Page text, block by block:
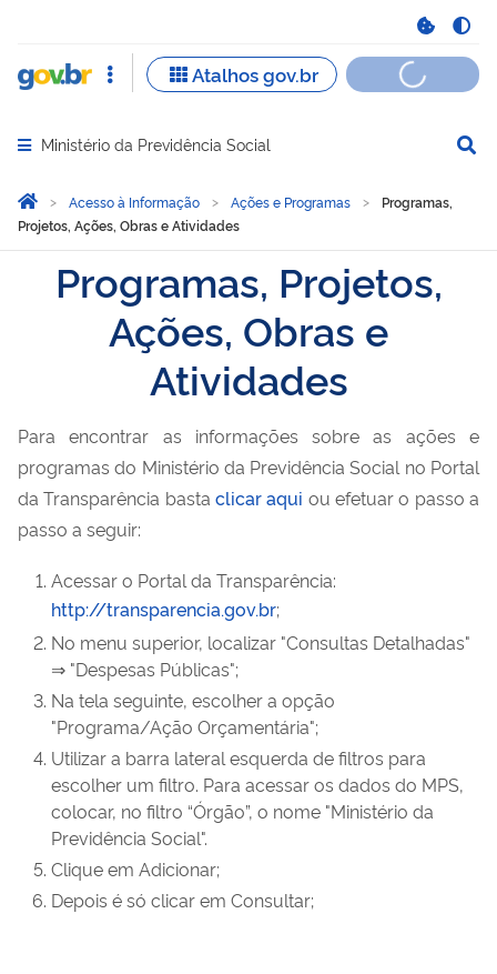
Abrir menu principal de navegação
Ministério da Previdência Social
Você está aqui:
Página Inicial
Acesso à Informação Ações e Programas
Programas,
Projetos, Ações, Obras e Atividades
Programas, Projetos,
Ações, Obras e
Atividades
Para encontrar as informações sobre as ações e
programas do Ministério da Previdência Social no Portal
da Transparência basta clicar aqui ou efetuar o passo a
passo a seguir:
Acessar o Portal da Transparência:
http://transparencia.gov.br;
No menu superior, localizar "Consultas Detalhadas"
⇒ "Despesas Públicas";
Na tela seguinte, escolher a opção
"Programa/Ação Orçamentária";
Utilizar a barra lateral esquerda de filtros para
escolher um filtro. Para acessar os dados do MPS,
colocar, no filtro “Órgão”, o nome "Ministério da
Previdência Social".
Clique em Adicionar;
Depois é só clicar em Consultar;